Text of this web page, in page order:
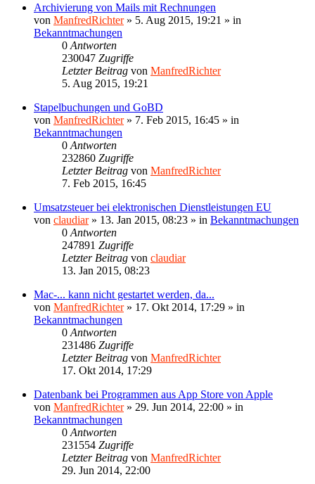
Archivierung von Mails mit Rechnungen
von ManfredRichter» 5. Aug 2015, 19:21 » in
Bekanntmachungen
0 Antworten
230047 Zugriffe
Letzter Beitrag von ManfredRichter
5. Aug 2015, 19:21
Stapelbuchungen und GoBD
von ManfredRichter» 7. Feb 2015, 16:45 » in
Bekanntmachungen
0 Antworten
232860 Zugriffe
Letzter Beitrag von ManfredRichter
7. Feb 2015, 16:45
Umsatzsteuer bei elektronischen Dienstleistungen EU
von claudiar» 13. Jan 2015, 08:23 » in Bekanntmachungen
0 Antworten
247891 Zugriffe
Letzter Beitrag von claudiar
13. Jan 2015, 08:23
Mac-... kann nicht gestartet werden, da...
von ManfredRichter» 17. Okt 2014, 17:29 » in
Bekanntmachungen
0 Antworten
231486 Zugriffe
Letzter Beitrag von ManfredRichter
17. Okt 2014, 17:29
Datenbank bei Programmen aus App Store von Apple
von ManfredRichter» 29. Jun 2014, 22:00 » in
Bekanntmachungen
0 Antworten
231554 Zugriffe
Letzter Beitrag von ManfredRichter
29. Jun 2014, 22:00